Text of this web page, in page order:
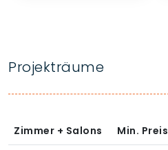
Projekträume
Zimmer + Salons Min. Preis